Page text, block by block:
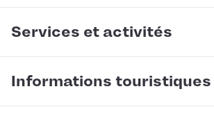
Services et activités
Informations touristiques